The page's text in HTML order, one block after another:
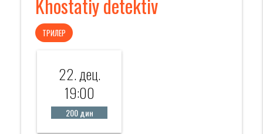
Khostatiy detektiv
ТРИЛЕР
22. дец.
19:00
200 дин